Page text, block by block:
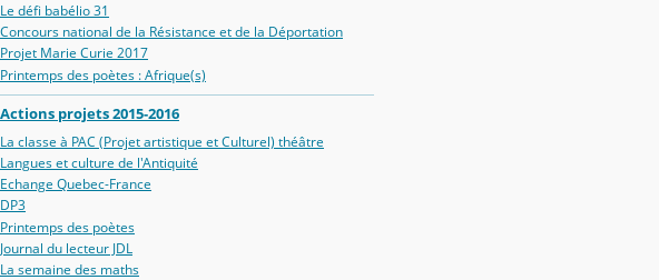
Le défi babélio 31
Concours national de la Résistance et de la Déportation
Projet Marie Curie 2017
Printemps des poètes : Afrique(s)
Actions projets 2015-2016
La classe à PAC (Projet artistique et Culturel) théâtre
Langues et culture de l'Antiquité
Echange Quebec-France
DP3
Printemps des poètes
Journal du lecteur JDL
La semaine des maths